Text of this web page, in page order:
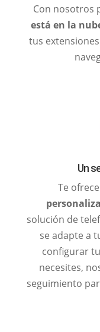
Con nosotros
está en la
tus
Un
Te
solución de
se adapte a
configurar
necesites,
seguimiento